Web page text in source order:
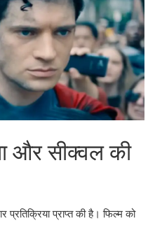
और सीक्वल की
प्रतिक्रिया प्राप्त की है। फिल्म को